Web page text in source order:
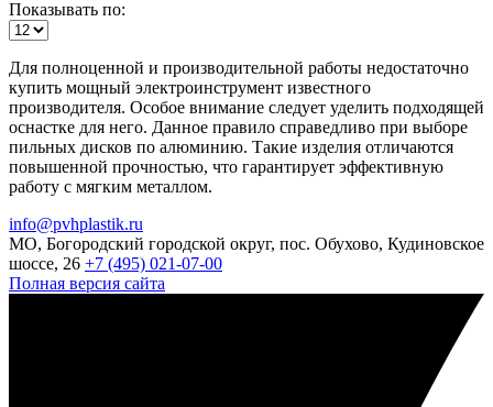
Показывать по:
Для полноценной и производительной работы недостаточно
купить мощный электроинструмент известного
производителя. Особое внимание следует уделить подходящей
оснастке для него. Данное правило справедливо при выборе
пильных дисков по алюминию. Такие изделия отличаются
повышенной прочностью, что гарантирует эффективную
работу с мягким металлом.
info@pvhplastik.ru
МО, Богородский городской округ, пос. Обухово, Кудиновское
шоссе, 26 +7 (495) 021-07-00
Полная версия сайта